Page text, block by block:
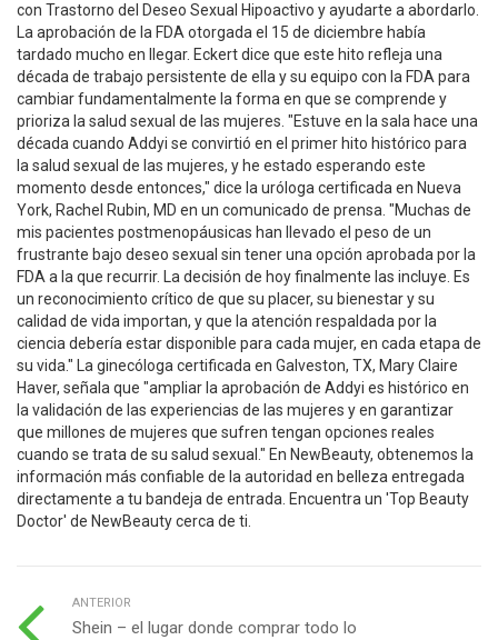
con Trastorno del Deseo Sexual Hipoactivo y ayudarte a abordarlo.
La aprobación de la FDA otorgada el 15 de diciembre había
tardado mucho en llegar. Eckert dice que este hito refleja una
década de trabajo persistente de ella y su equipo con la FDA para
cambiar fundamentalmente la forma en que se comprende y
prioriza la salud sexual de las mujeres. "Estuve en la sala hace una
década cuando Addyi se convirtió en el primer hito histórico para
la salud sexual de las mujeres, y he estado esperando este
momento desde entonces," dice la uróloga certificada en Nueva
York, Rachel Rubin, MD en un comunicado de prensa. "Muchas de
mis pacientes postmenopáusicas han llevado el peso de un
frustrante bajo deseo sexual sin tener una opción aprobada por la
FDA a la que recurrir. La decisión de hoy finalmente las incluye. Es
un reconocimiento crítico de que su placer, su bienestar y su
calidad de vida importan, y que la atención respaldada por la
ciencia debería estar disponible para cada mujer, en cada etapa de
su vida." La ginecóloga certificada en Galveston, TX, Mary Claire
Haver, señala que "ampliar la aprobación de Addyi es histórico en
la validación de las experiencias de las mujeres y en garantizar
que millones de mujeres que sufren tengan opciones reales
cuando se trata de su salud sexual." En NewBeauty, obtenemos la
información más confiable de la autoridad en belleza entregada
directamente a tu bandeja de entrada. Encuentra un 'Top Beauty
Doctor' de NewBeauty cerca de ti.
ANTERIOR
Shein – el lugar donde comprar todo lo